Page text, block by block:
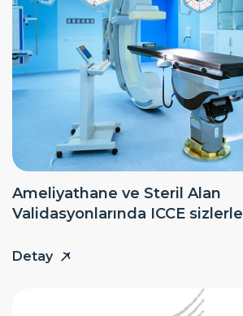
Ameliyathane ve Steril Alan
Validasyonlarında ICCE sizlerle
Detay